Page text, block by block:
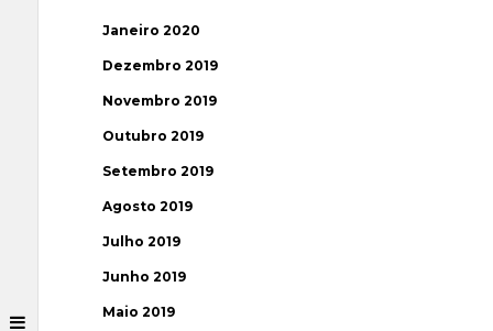
Janeiro 2020
Dezembro 2019
Novembro 2019
Outubro 2019
Setembro 2019
Agosto 2019
Julho 2019
Junho 2019
Maio 2019